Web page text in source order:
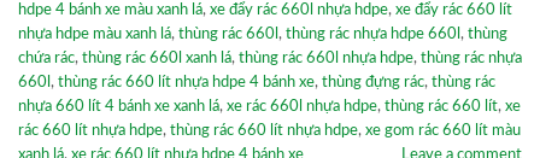
hdpe 4 bánh xe màu xanh lá, xe đẩy rác 660l nhựa hdpe, xe đẩy rác 660 lít
nhựa hdpe màu xanh lá, thùng rác 660l , thùng rác nhựa hdpe 660l , thùng
chứa rác, thùng rác 660l xanh lá, thùng rác 660l nhựa hdpe, thùng rác nhựa
660l , thùng rác 660 lít nhựa hdpe 4 bánh xe, thùng đựng rác, thùng rác
nhựa 660 lít 4 bánh xe xanh lá, xe rác 660l nhựa hdpe, thùng rác 660 lít, xe
rác 660 lít nhựa hdpe, thùng rác 660 lít nhựa hdpe, xe gom rác 660 lít màu
xanh lá, xe rác 660 lít nhựa hdpe 4 bánh xe Leave a comment